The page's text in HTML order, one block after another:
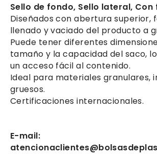
Sello de fondo, Sello lateral, Con
Diseñados con abertura superior,
llenado y vaciado del producto a
Puede tener diferentes
tamaño y la capacidad del saco,
un acceso fácil al contenido.
Ideal para materiales granulares,
gruesos.
Certificaciones internacionales.
E-mail: